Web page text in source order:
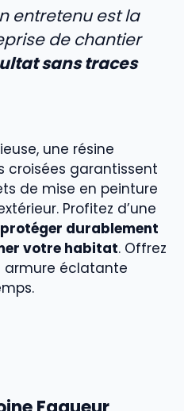
entretenu est la
de chantier
sans traces
une résine
croisées garantissent
de mise en peinture
Profitez d’une
protéger durablement
votre habitat. Offrez
armure éclatante